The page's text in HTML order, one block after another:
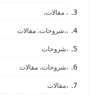
، مقالات،
،،شروحات، مقالات
،شروحات
،شروحات، مقالات
،مقالات